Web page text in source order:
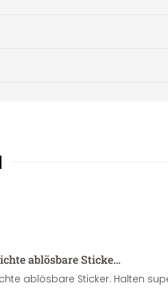
ablösbare Sticke…
ablösbare Sticker. Halten